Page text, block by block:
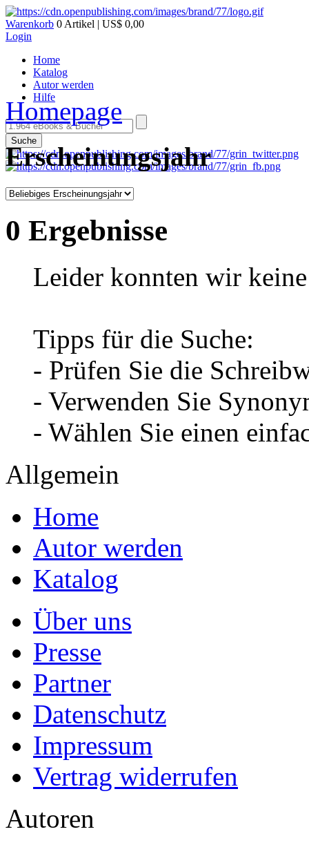
Warenkorb 0 Artikel | US$ 0,00
Login
Home
Katalog
Autor werden
Hilfe
Suche
Homepage
Erscheinungsjahr
0 Ergebnisse
Leider konnten wir
Tipps für die Suche:
- Prüfen Sie die
- Verwenden Sie
- Wählen Sie einen
Allgemein
Home
Autor werden
Katalog
Über uns
Presse
Partner
Datenschutz
Impressum
Vertrag widerrufen
Autoren